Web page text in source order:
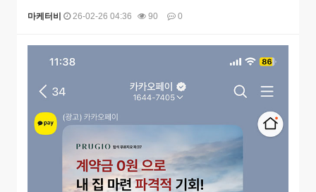
마케터비 26-02-26 04:36 90 0